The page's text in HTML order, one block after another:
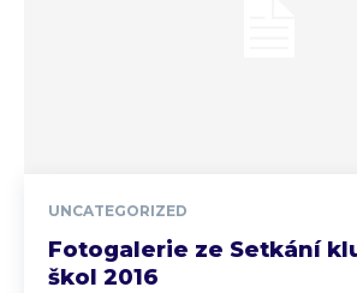
UNCATEGORIZED
Fotogalerie ze Setkání
škol 2016